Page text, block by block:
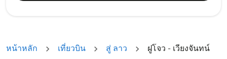
หน้าหลัก เที่ยวบิน สู่ ลาว ฝูโจว - เวียงจันทน์